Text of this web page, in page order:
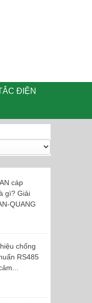
ĐIỆN
cáp
gì? Giải
QUANG
chống
RS485